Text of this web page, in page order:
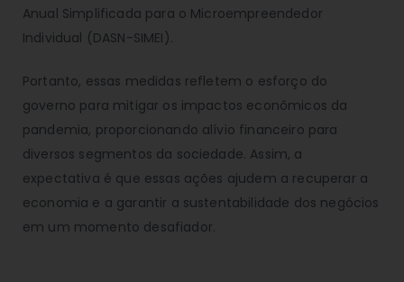
Anual Simplificada para o Microempreendedor
Individual (DASN-SIMEI).
Portanto, essas medidas refletem o esforço do
governo para mitigar os impactos econômicos da
pandemia, proporcionando alívio financeiro para
diversos segmentos da sociedade. Assim, a
expectativa é que essas ações ajudem a recuperar a
economia e a garantir a sustentabilidade dos negócios
em um momento desafiador.